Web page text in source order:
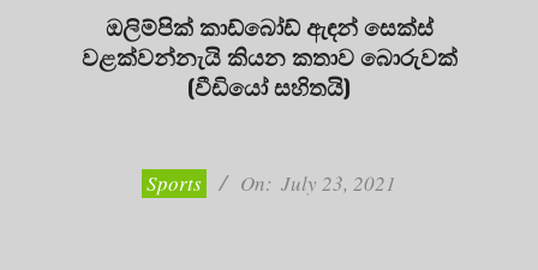
ඔලිම්පික් කාඩ්බෝඩ් ඇඳන් සෙක්ස්
වළක්වන්නැයි කියන කතාව බොරුවක්
(වීඩියෝ සහිතයි)
Sports On: July 23, 2021